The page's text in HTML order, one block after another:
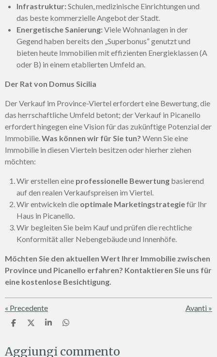
Infrastruktur:Schulen, medizinische Einrichtungen und
das beste kommerzielle Angebot der Stadt.
Energetische Sanierung:Viele Wohnanlagen in der
Gegend haben bereits den „Superbonus“ genutzt und
bieten heute Immobilien mit effizienten Energieklassen (A
oder B) in einem etablierten Umfeld an.
Der Rat von Domus Sicilia
Der Verkauf im Province-Viertel erfordert eine Bewertung, die
das herrschaftliche Umfeld betont; der Verkauf in Picanello
erfordert hingegen eine Vision für das zukünftige Potenzial der
Immobilie.Was können wir für Sie tun? Wenn Sie eine
Immobilie in diesen Vierteln besitzen oder hierher ziehen
möchten:
Wir erstellen eine professionelle Bewertung basierend
auf den realen Verkaufspreisen im Viertel.
Wir entwickeln die optimale Marketingstrategiefür Ihr
Haus in Picanello.
Wir begleiten Sie beim Kauf und prüfen die rechtliche
Konformität aller Nebengebäude und Innenhöfe.
Möchten Sie den aktuellen Wert Ihrer Immobilie zwischen
Province und Picanello erfahren? Kontaktieren Sie uns für
eine kostenlose Besichtigung.
« Precedente Avanti »
C
d
C
d
C
d
C
d
Aggiungi commento